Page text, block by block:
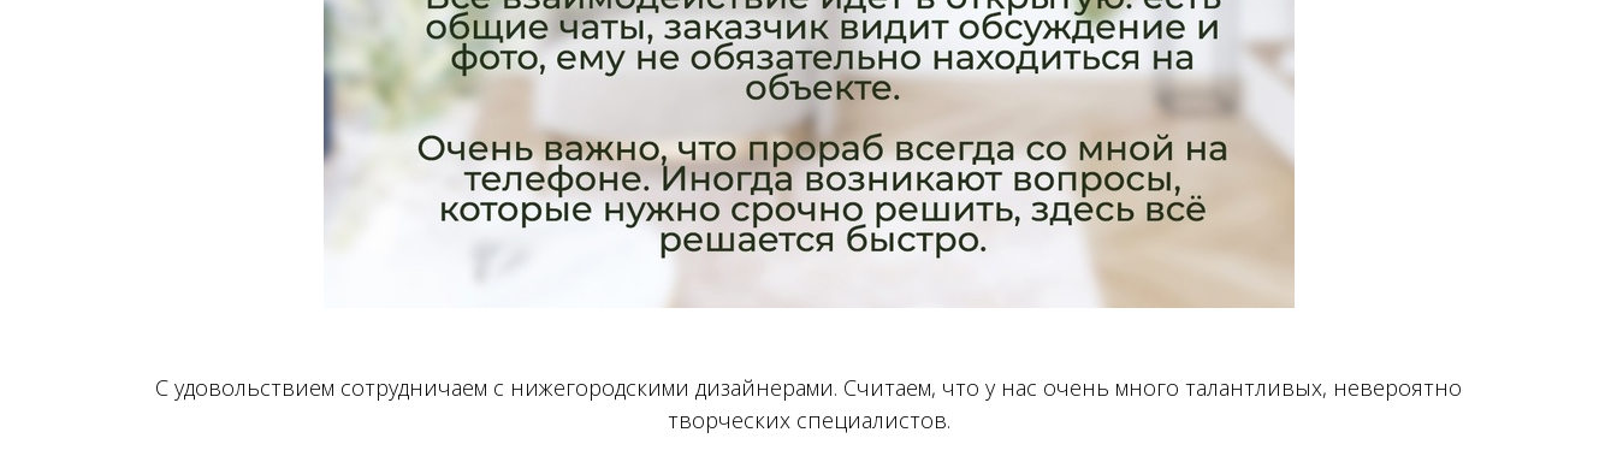
С удовольствием сотрудничаем с нижегородскими дизайнерами. Считаем, что у нас очень много талантливых, невероятно
творческих специалистов.